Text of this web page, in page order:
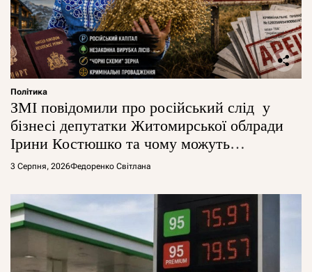
Політика
ЗМІ повідомили про російський слід у
бізнесі депутатки Житомирської облради
Ірини Костюшко та чому можуть
арештувати її активи
3 Серпня, 2026Федоренко Світлана